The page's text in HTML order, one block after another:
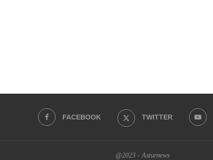
FACEBOOK TWITTER
@2023 - Asturnews